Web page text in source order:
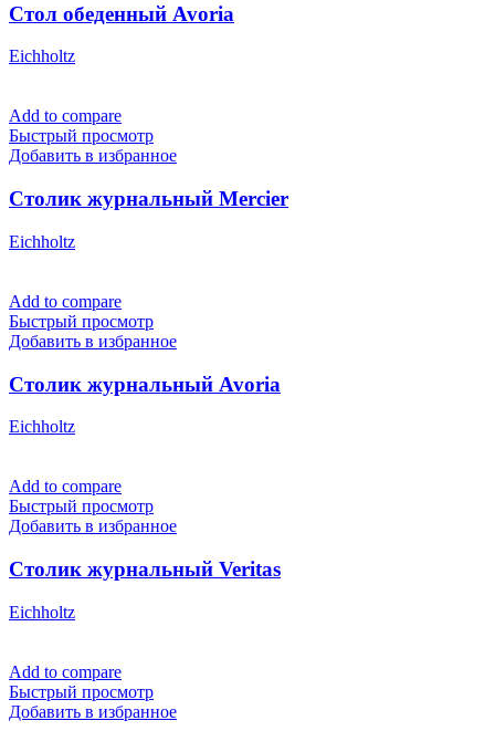
Стол обеденный Avoria
Eichholtz
Add to compare
Быстрый просмотр
Добавить в избранное
Столик журнальный Mercier
Eichholtz
Add to compare
Быстрый просмотр
Добавить в избранное
Столик журнальный Avoria
Eichholtz
Add to compare
Быстрый просмотр
Добавить в избранное
Столик журнальный Veritas
Eichholtz
Add to compare
Быстрый просмотр
Добавить в избранное